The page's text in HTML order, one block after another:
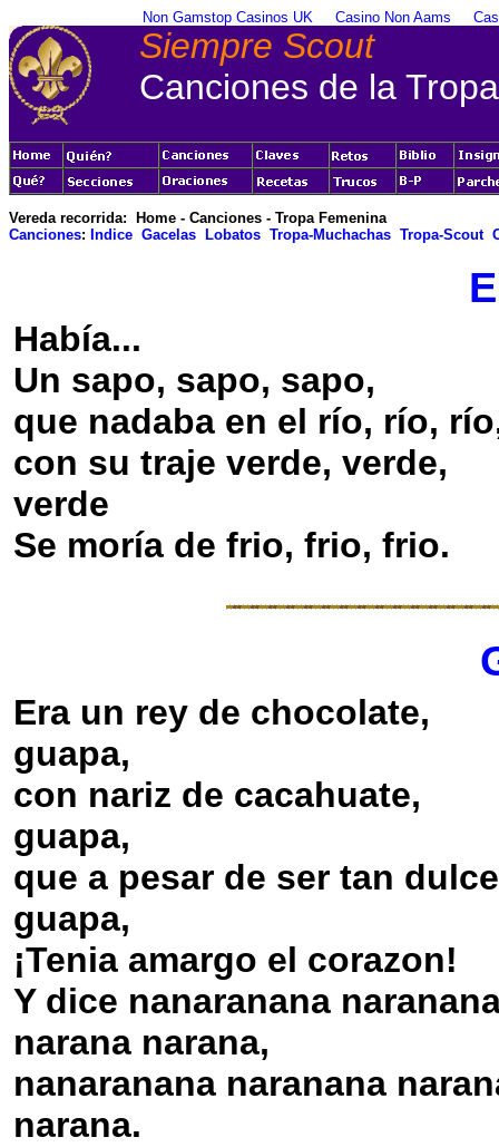
Non Gamstop Casinos UK Casino Non Aams
Siempre Scout
Canciones de la
Vereda recorrida: Home - Canciones - Tropa Femenina
Canciones: Indice Gacelas Lobatos Tropa-Muchachas Tropa-Scout
Había...
Un sapo, sapo, sapo,
que nadaba en el río, río,
con su traje verde, verde,
verde
Se moría de frio, frio, frio.
Era un rey de chocolate,
guapa,
con nariz de cacahuate,
guapa,
que a pesar de ser tan
guapa,
¡Tenia amargo el corazon!
Y dice nanaranana
narana narana,
nanaranana naranana
narana.